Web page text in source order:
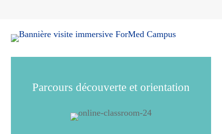
Parcours découverte et orientation